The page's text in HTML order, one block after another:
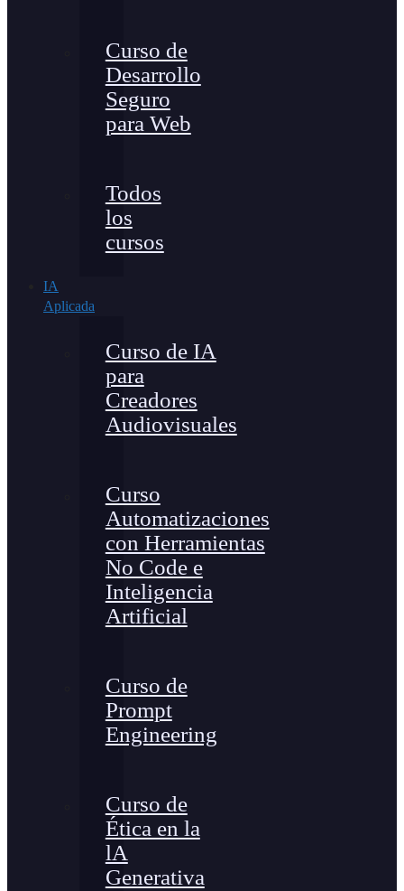
Curso de
Desarrollo
Seguro
para Web
Todos
los
cursos
IA
Aplicada
Curso de IA
para
Creadores
Audiovisuales
Curso
Automatizaciones
con Herramientas
No Code e
Inteligencia
Artificial
Curso de
Prompt
Engineering
Curso de
Ética en la
lA
Generativa